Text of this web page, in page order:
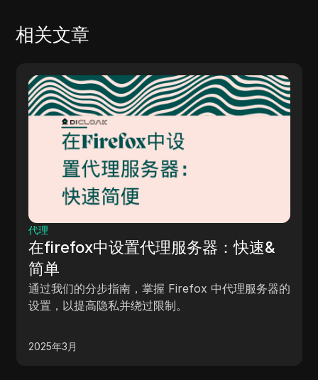
相关文章
代理
在firefox中设置代理服务器：快速&
简单
通过我们的分步指南，掌握 Firefox 中代理服务器的
设置，以提高隐私并绕过限制。
2025年3月